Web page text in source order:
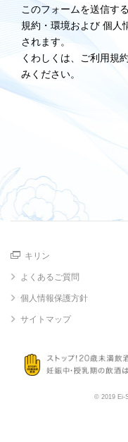
このフォームを送信す
規約・環境および 個人
されます。
くわしくは、ご利用規
みください。
キリン
よくあるご質問
個人情報保護方針
サイトマップ
© 2019 Ei-